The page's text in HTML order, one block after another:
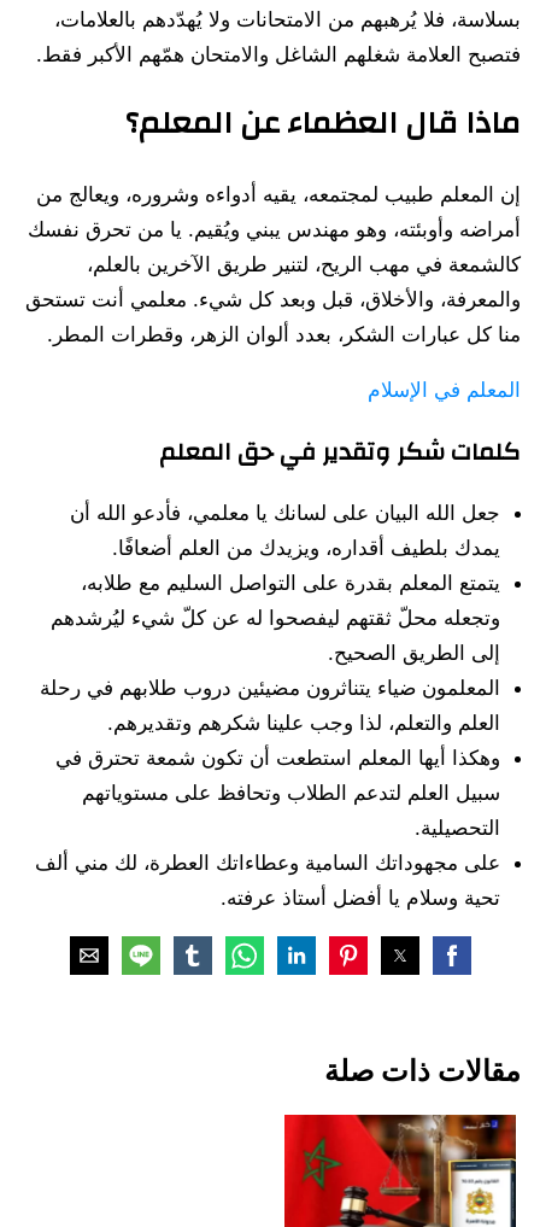
بسلاسة، فلا يُرهبهم من الامتحانات ولا يُهدّدهم بالعلامات،
فتصبح العلامة شغلهم الشاغل والامتحان همّهم الأكبر فقط.
ماذا قال العظماء عن المعلم؟
إن المعلم طبيب لمجتمعه، يقيه أدواءه وشروره، ويعالج من
أمراضه وأوبئته، وهو مهندس يبني ويُقيم. يا من تحرق نفسك
كالشمعة في مهب الريح، لتنير طريق الآخرين بالعلم،
والمعرفة، والأخلاق، قبل وبعد كل شيء. معلمي أنت تستحق
منا كل عبارات الشكر، بعدد ألوان الزهر، وقطرات المطر.
المعلم في الإسلام
كلمات شكر وتقدير في حق المعلم
جعل الله البيان على لسانك يا معلمي، فأدعو الله أن
يمدك بلطيف أقداره، ويزيدك من العلم أضعافًا.
يتمتع المعلم بقدرة على التواصل السليم مع طلابه،
وتجعله محلّ ثقتهم ليفصحوا له عن كلّ شيء ليُرشدهم
إلى الطريق الصحيح.
المعلمون ضياء يتناثرون مضيئين دروب طلابهم في رحلة
العلم والتعلم، لذا وجب علينا شكرهم وتقديرهم.
وهكذا أيها المعلم استطعت أن تكون شمعة تحترق في
سبيل العلم لتدعم الطلاب وتحافظ على مستوياتهم
التحصيلية.
على مجهوداتك السامية وعطاءاتك العطرة، لك مني ألف
تحية وسلام يا أفضل أستاذ عرفته.
مقالات ذات صلة